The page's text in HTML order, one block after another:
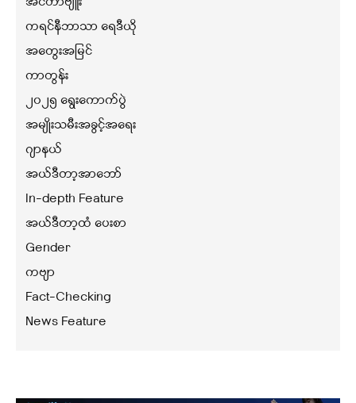
ကရင်နီဘာသာ ရေဒီယို
အတွေးအမြင်
ကာတွန်း
၂၀၂၅ ရွေးကောက်ပွဲ
အမျိုးသမီးအခွင့်အရေး
ဂျာနယ်
အယ်ဒီတာ့အာဘော်
In-depth Feature
အယ်ဒီတာ့ထံ ပေးစာ
Gender
ကဗျာ
Fact-Checking
News Feature